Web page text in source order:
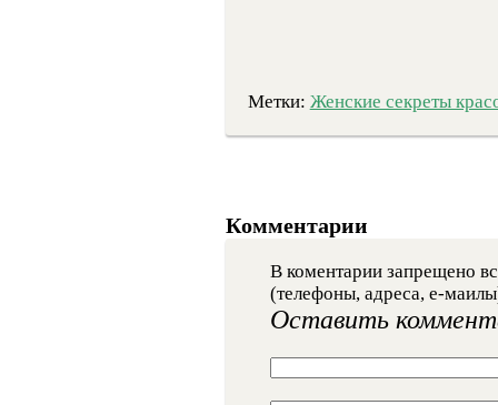
Метки: Женские секреты
Комментарии
В коментарии запрещено
(телефоны, адреса, е-
Оставить